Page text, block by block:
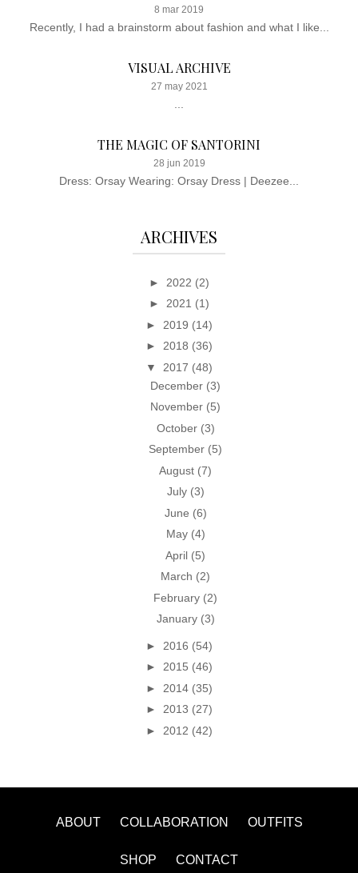
8 mar 2019
Recently, I had a brainstorm about fashion and what I like...
VISUAL ARCHIVE
27 may 2021
THE MAGIC OF SANTORINI
28 jun 2019
Dress: Orsay Wearing: Orsay Dress | Deezee...
ARCHIVES
► 2022 (2)
► 2021 (1)
► 2019 (14)
► 2018 (36)
▼ 2017 (48)
December (3)
November (5)
October (3)
September (5)
August (7)
July (3)
June (6)
May (4)
April (5)
March (2)
February (2)
January (3)
► 2016 (54)
► 2015 (46)
► 2014 (35)
► 2013 (27)
► 2012 (42)
ABOUT COLLABORATION OUTFITS
SHOP CONTACT